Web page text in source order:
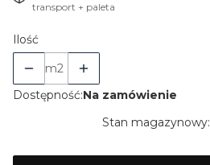
transport + paleta
Ilość
m2
Dostępność:Na zamówienie
Stan magazynowy: